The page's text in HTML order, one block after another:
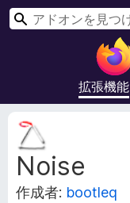
拡張機能
検
Noise
作成者: bootleq
拡
張
機
能
メ